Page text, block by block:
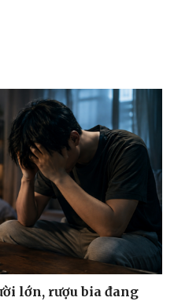
Sành điệu
Tin Công nghệ
Trải nghiệm
Chuyển đổi số
lớn, rượu bia đang